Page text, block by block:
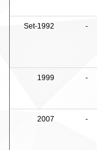
Set-1992 -
1999 -
2007 -